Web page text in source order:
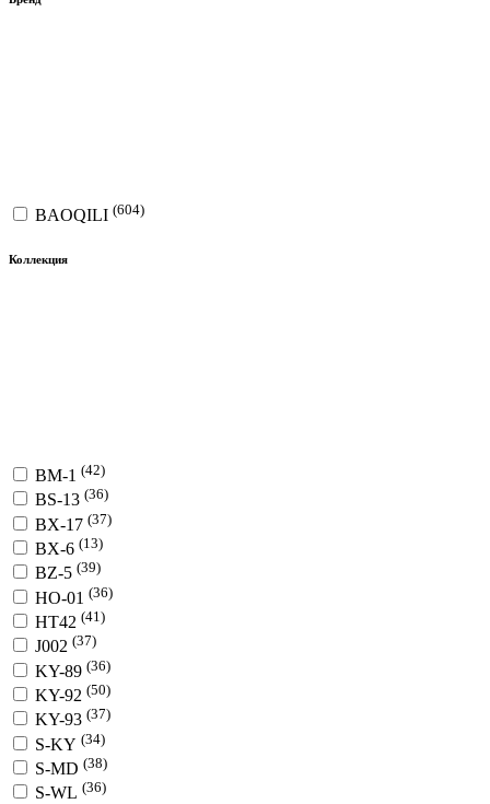
BAOQILI (604)
Коллекция
BM-1 (42)
BS-13 (36)
BX-17 (37)
BX-6 (13)
BZ-5 (39)
HO-01 (36)
HT42 (41)
J002 (37)
KY-89 (36)
KY-92 (50)
KY-93 (37)
S-KY (34)
S-MD (38)
S-WL (36)